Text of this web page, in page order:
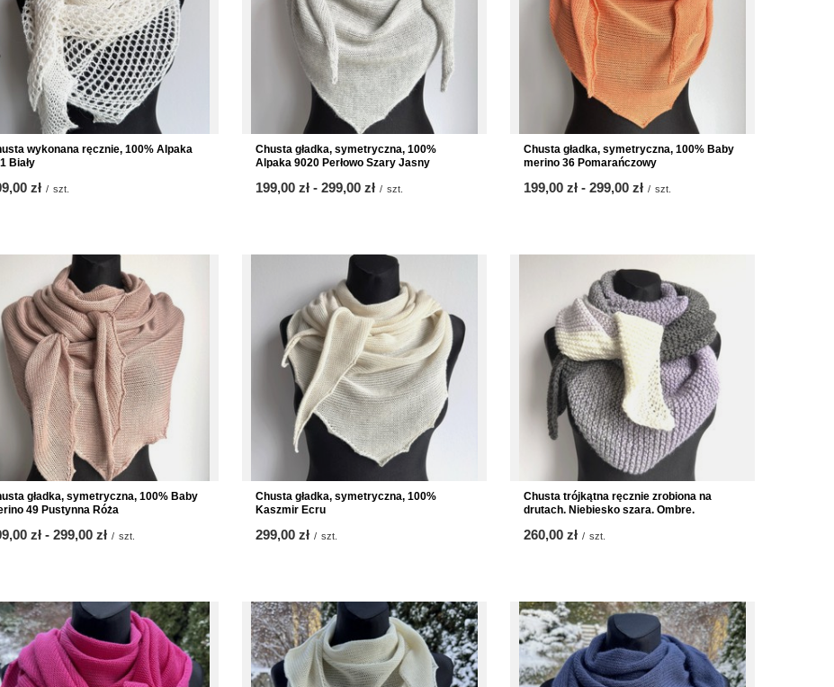
wykonana ręcznie, 100% Alpaka
Biały
zł / szt.
Chusta gładka, symetryczna, 100%
Alpaka 9020 Perłowo Szary Jasny
ab
199,00 zł - bis
299,00 zł / szt.
Chusta gładka, symetryczna, 100% Baby
merino 36 Pomarańczowy
ab
199,00 zł - bis
299,00 zł / szt.
gładka, symetryczna, 100% Baby
49 Pustynna Róża
zł - bis
299,00 zł / szt.
Chusta gładka, symetryczna, 100%
Kaszmir Ecru
299,00 zł / szt.
Chusta trójkątna ręcznie zrobiona na
drutach. Niebiesko szara. Ombre.
260,00 zł / szt.